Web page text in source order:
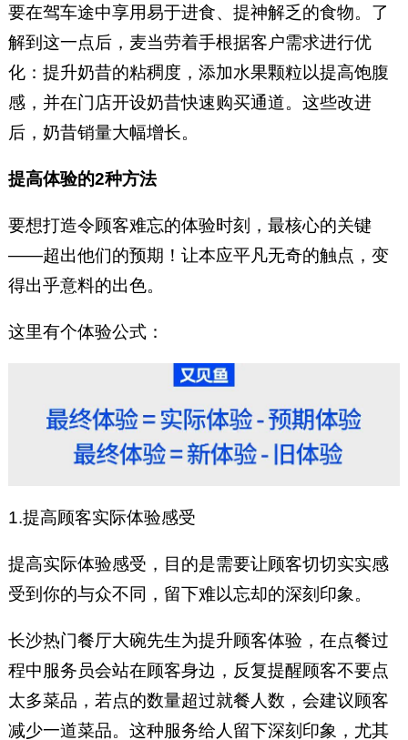
要在驾车途中享用易于进食、提神解乏的食物。了
解到这一点后，麦当劳着手根据客户需求进行优
化：提升奶昔的粘稠度，添加水果颗粒以提高饱腹
感，并在门店开设奶昔快速购买通道。这些改进
后，奶昔销量大幅增长。
提高体验的2种方法
要想打造令顾客难忘的体验时刻，最核心的关键
——超出他们的预期！让本应平凡无奇的触点，变
得出乎意料的出色。
这里有个体验公式：
1.提高顾客实际体验感受
提高实际体验感受，目的是需要让顾客切切实实感
受到你的与众不同，留下难以忘却的深刻印象。
长沙热门餐厅大碗先生为提升顾客体验，在点餐过
程中服务员会站在顾客身边，反复提醒顾客不要点
太多菜品，若点的数量超过就餐人数，会建议顾客
减少一道菜品。这种服务给人留下深刻印象，尤其